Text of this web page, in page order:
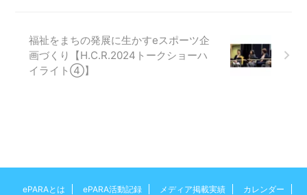
福祉をまちの発展に生かすeスポーツ企
画づくり【H.C.R.2024トークショーハ
イライト④】
ePARAとは ePARA活動記録 メディア掲載実績
カレンダー